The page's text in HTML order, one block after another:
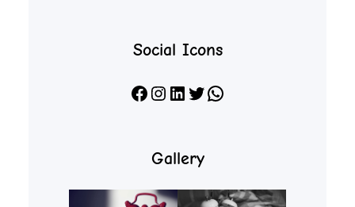
Social Icons
Facebook Instagram LinkedIn X WhatsApp
Gallery